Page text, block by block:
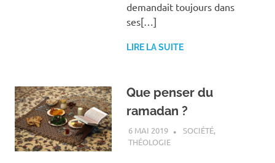
demandait toujours dans
ses[…]
LIRE LA SUITE
Que penser du
ramadan ?
6 MAI 2019 ANTOINE NOUIS
SOCIÉTÉ,
THÉOLOGIE